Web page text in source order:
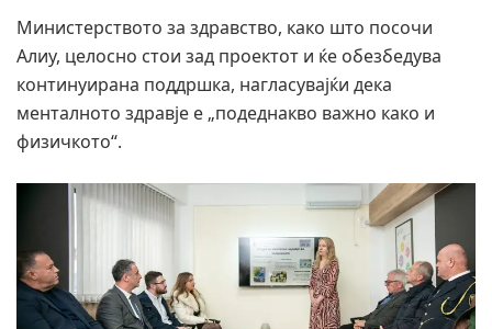
Министерството за здравство, како што посочи
Алиу, целосно стои зад проектот и ќе обезбедува
континуирана поддршка, нагласувајќи дека
менталното здравје е „подеднакво важно како и
физичкото“.